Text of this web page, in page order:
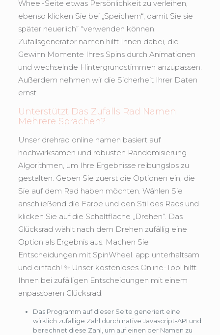
Wheel-Seite etwas Persönlichkeit zu verleihen,
ebenso klicken Sie bei „Speichern“, damit Sie sie
später neuerlich” “verwenden können.
Zufallsgenerator namen hilft Ihnen dabei, die
Gewinn Momente Ihres Spins durch Animationen
und wechselnde Hintergrundstimmen anzupassen.
Außerdem nehmen wir die Sicherheit Ihrer Daten
ernst.
Unterstützt Das Zufalls Rad Namen
Mehrere Sprachen?
Unser drehrad online namen basiert auf
hochwirksamen und robusten Randomisierung
Algorithmen, um Ihre Ergebnisse reibungslos zu
gestalten. Geben Sie zuerst die Optionen ein, die
Sie auf dem Rad haben möchten. Wählen Sie
anschließend die Farbe und den Stil des Rads und
klicken Sie auf die Schaltfläche „Drehen“. Das
Glücksrad wählt nach dem Drehen zufällig eine
Option als Ergebnis aus. Machen Sie
Entscheidungen mit SpinWheel. app unterhaltsam
und einfach! ✨ Unser kostenloses Online-Tool hilft
Ihnen bei zufälligen Entscheidungen mit einem
anpassbaren Glücksrad.
Das Programm auf dieser Seite generiert eine
wirklich zufällige Zahl durch native Javascript-API und
berechnet diese Zahl, um auf einen der Namen zu